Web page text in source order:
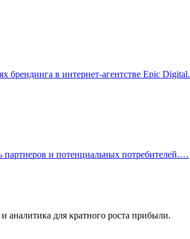
брендинга в интернет-агентстве Epic Digital.
партнеров и потенциальных потребителей.…
аналитика для кратного роста прибыли.